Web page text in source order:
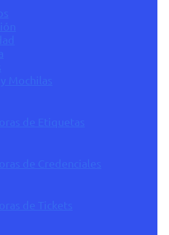
Mochilas
de Etiquetas
de Credenciales
de Tickets